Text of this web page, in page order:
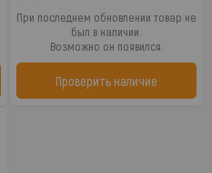
При последнем обновлении товар не
был в наличии.
Возможно он появился.
Проверить наличие